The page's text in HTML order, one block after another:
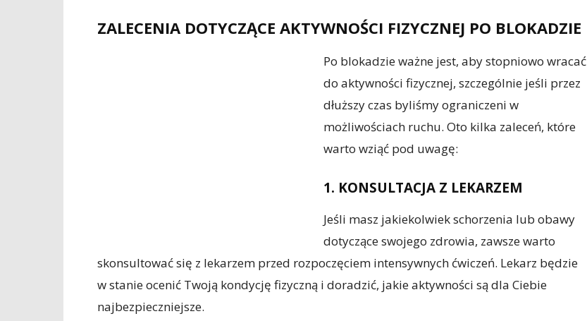
ZALECENIA DOTYCZĄCE AKTYWNOŚCI FIZYCZNEJ PO BLOKADZIE
Po blokadzie ważne jest, aby stopniowo wracać
do aktywności fizycznej, szczególnie jeśli przez
dłuższy czas byliśmy ograniczeni w
możliwościach ruchu. Oto kilka zaleceń, które
warto wziąć pod uwagę:
1. KONSULTACJA Z LEKARZEM
Jeśli masz jakiekolwiek schorzenia lub obawy
dotyczące swojego zdrowia, zawsze warto
skonsultować się z lekarzem przed rozpoczęciem intensywnych ćwiczeń. Lekarz będzie
w stanie ocenić Twoją kondycję fizyczną i doradzić, jakie aktywności są dla Ciebie
najbezpieczniejsze.